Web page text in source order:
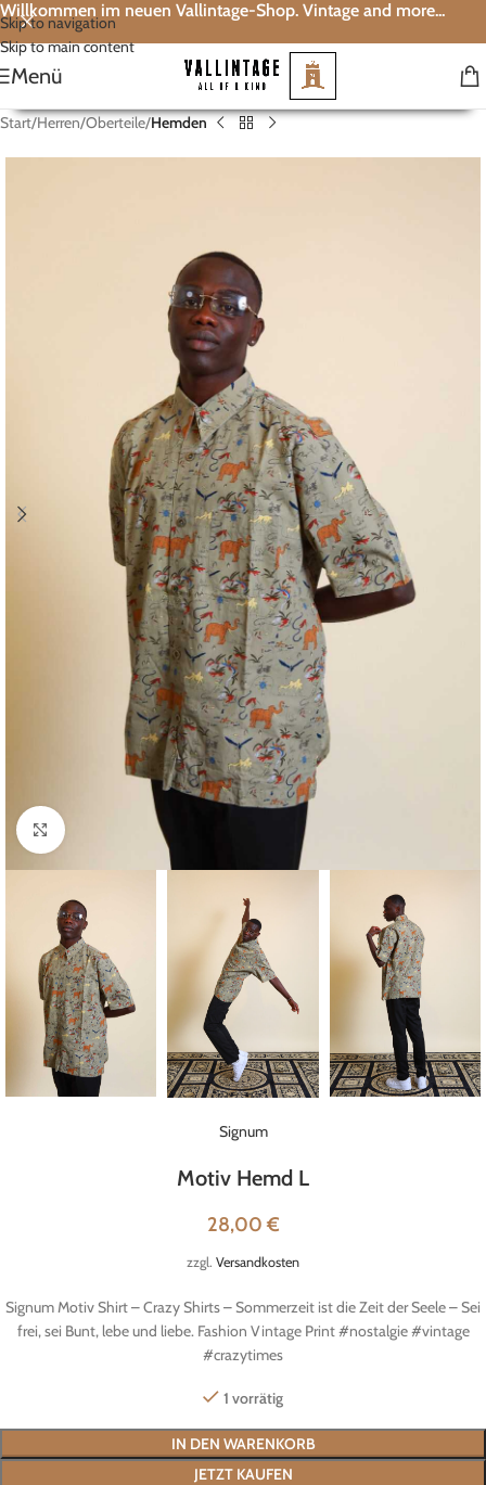
Skip to navigation
Skip to main content
Willkommen im neuen Vallintage-Shop. Vintage and more...
Menü
Start Herren Oberteile Hemden
Klick zum Vergrößern
Signum
Motiv Hemd L
28,00 €
zzgl. Versandkosten
Signum Motiv Shirt – Crazy Shirts – Sommerzeit ist die Zeit der Seele – Sei
frei, sei Bunt, lebe und liebe. Fashion Vintage Print #nostalgie #vintage
#crazytimes
1 vorrätig
IN DEN WARENKORB
JETZT KAUFEN